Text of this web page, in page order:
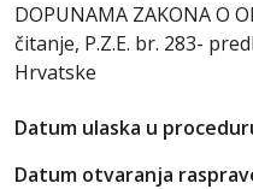
DOPUNAMA ZAKONA O
čitanje, P.Z.E. br. 283-
Hrvatske
Datum ulaska u
Datum otvaranja